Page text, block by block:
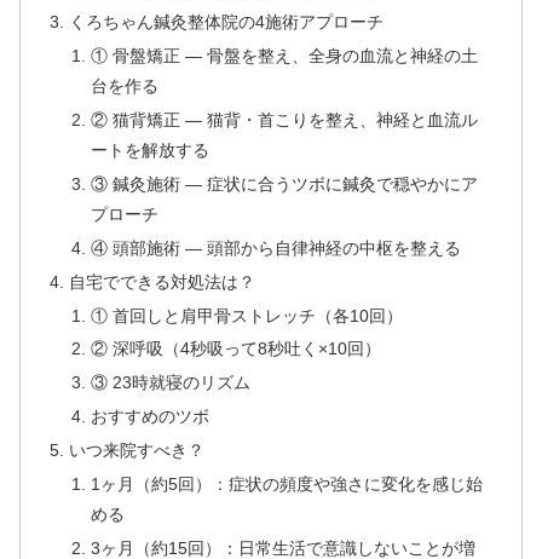
くろちゃん鍼灸整体院の4施術アプローチ
① 骨盤矯正 — 骨盤を整え、全身の血流と神経の土
台を作る
② 猫背矯正 — 猫背・首こりを整え、神経と血流ル
ートを解放する
③ 鍼灸施術 — 症状に合うツボに鍼灸で穏やかにア
プローチ
④ 頭部施術 — 頭部から自律神経の中枢を整える
自宅でできる対処法は？
① 首回しと肩甲骨ストレッチ（各10回）
② 深呼吸（4秒吸って8秒吐く×10回）
③ 23時就寝のリズム
おすすめのツボ
いつ来院すべき？
1ヶ月（約5回）：症状の頻度や強さに変化を感じ始
める
3ヶ月（約15回）：日常生活で意識しないことが増